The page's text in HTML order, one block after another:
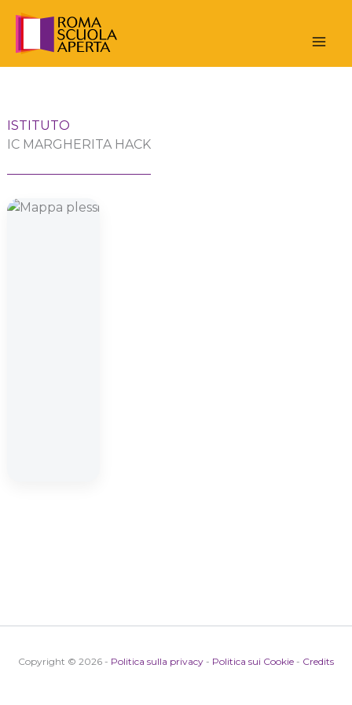
contenuto
ISTITUTO
IC MARGHERITA HACK
Copyright © 2026 - Politica sulla privacy - Politica sui Cookie - Credits